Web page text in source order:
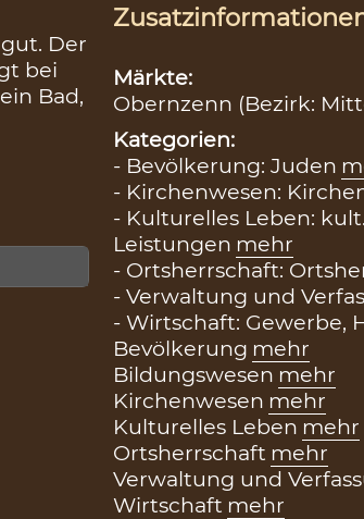
Der
bei
Bad,
Märkte:
Obernzenn (Bezirk:
Kategorien:
- Bevölkerung: Juden
- Kirchenwesen:
- Kulturelles Leben:
Leistungen mehr
- Ortsherrschaft:
- Verwaltung und
- Wirtschaft: Gewerbe,
Bevölkerung mehr
Bildungswesen mehr
Kirchenwesen mehr
Kulturelles Leben mehr
Ortsherrschaft mehr
Verwaltung und
Wirtschaft mehr